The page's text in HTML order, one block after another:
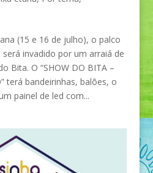
(15 e 16 de julho), o palco
invadido por um arraiá de
Bita. O “SHOW DO BITA –
terá bandeirinhas, balões, o
painel de led com...